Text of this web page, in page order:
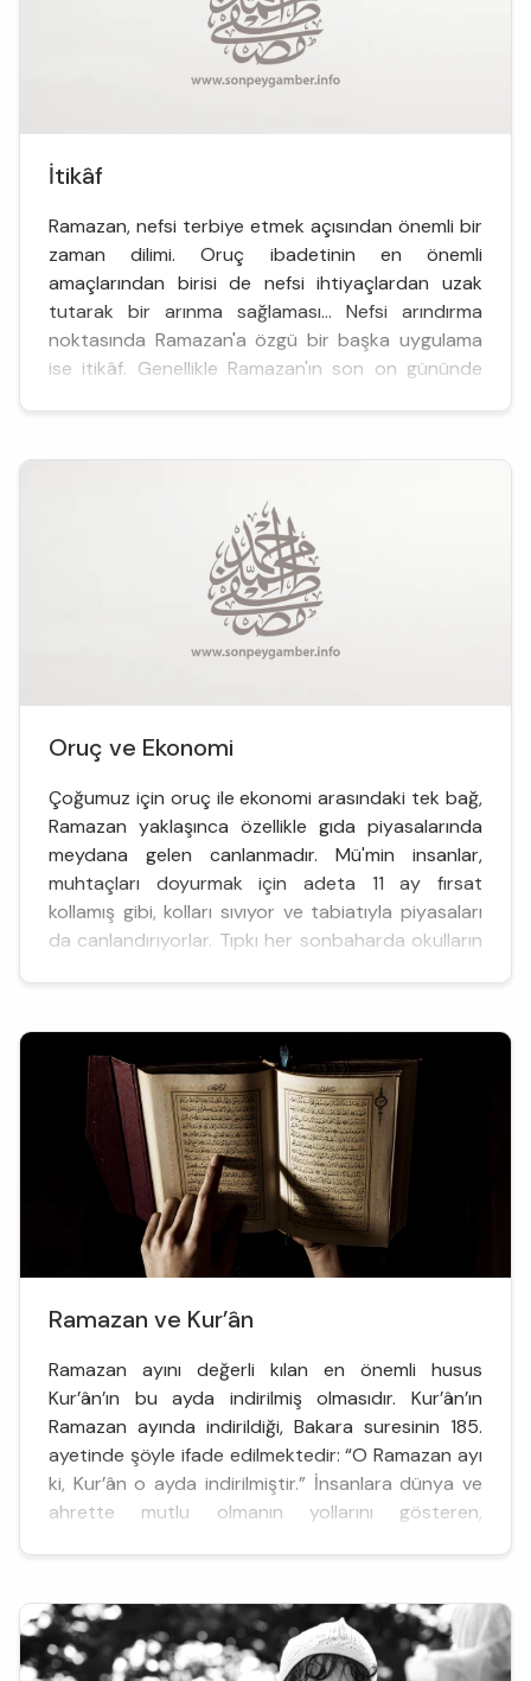
İtikâf
Ramazan, nefsi terbiye etmek açısından önemli bir
zaman dilimi. Oruç ibadetinin en önemli
amaçlarından birisi de nefsi ihtiyaçlardan uzak
tutarak bir arınma sağlaması... Nefsi arındırma
noktasında Ramazan'a özgü bir başka uygulama
ise itikâf. Genellikle Ramazan'ın son on gününde
Oruç ve Ekonomi
Çoğumuz için oruç ile ekonomi arasındaki tek bağ,
Ramazan yaklaşınca özellikle gıda piyasalarında
meydana gelen canlanmadır. Mü'min insanlar,
muhtaçları doyurmak için adeta 11 ay fırsat
kollamış gibi, kolları sıvıyor ve tabiatıyla piyasaları
da canlandırıyorlar. Tıpkı her sonbaharda okulların
Ramazan ve Kur’ân
Ramazan ayını değerli kılan en önemli husus
Kur’ân’ın bu ayda indirilmiş olmasıdır. Kur’ân’ın
Ramazan ayında indirildiği, Bakara suresinin 185.
ayetinde şöyle ifade edilmektedir: “O Ramazan ayı
ki, Kur’ân o ayda indirilmiştir.” İnsanlara dünya ve
ahrette mutlu olmanın yollarını gösteren,
yedinci gecesi olan...